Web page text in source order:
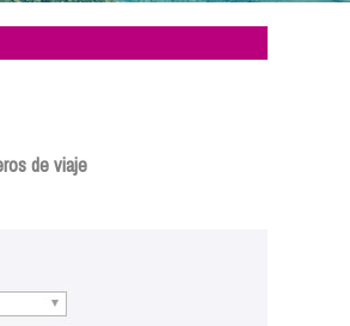
de viaje